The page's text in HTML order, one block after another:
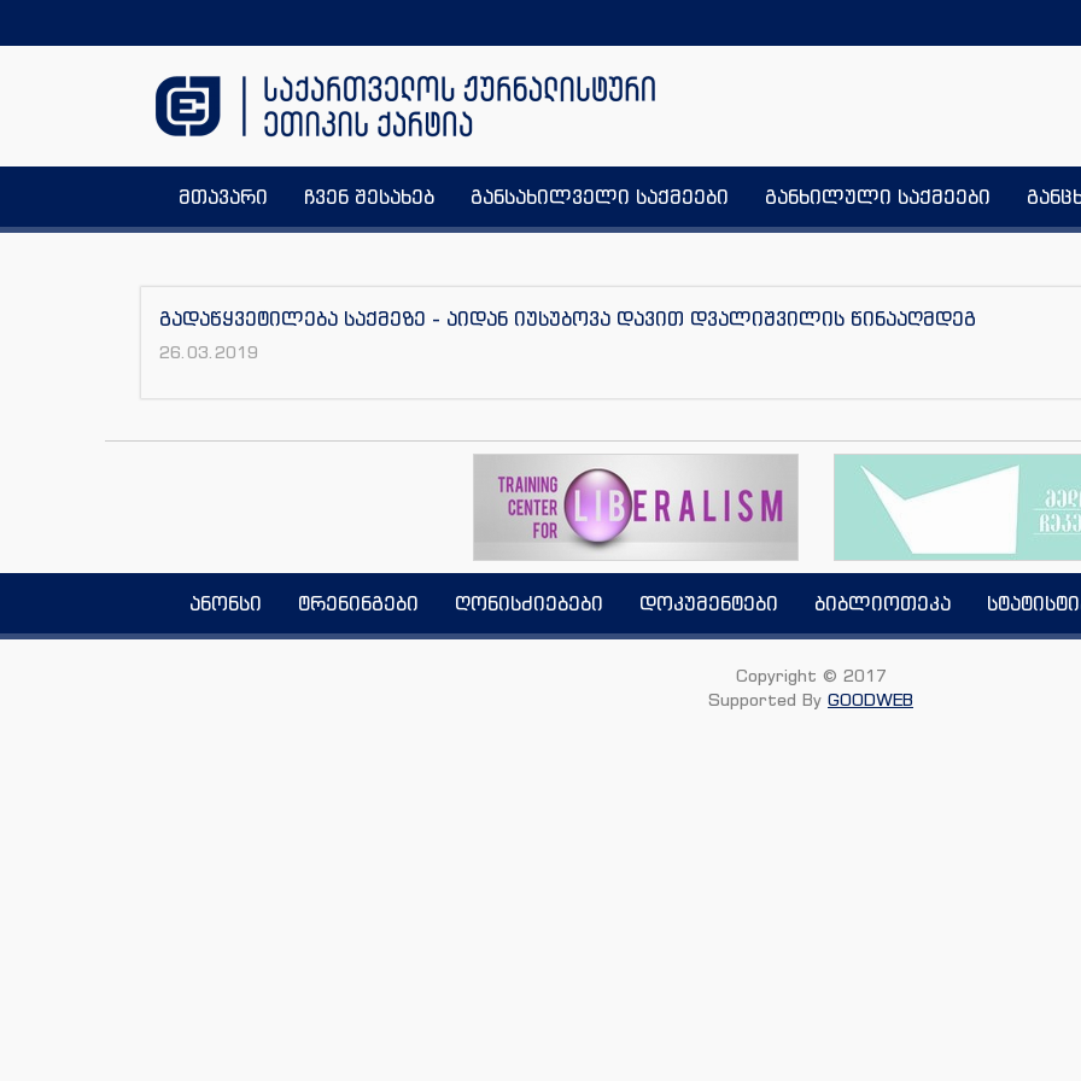
მთავარი ჩვენ შესახებ განსახილველი საქმეები განხილული საქმეები
გადაწყვეტილება საქმეზე - აიდან იუსუბოვა დავით დვალიშვილის წინააღმდეგ
26.03.2019
ანონსი ტრენინგები ღონისძიებები დოკუმენტები ბიბლიოთეკა
Copyright © 2017
Supported By GOODWEB